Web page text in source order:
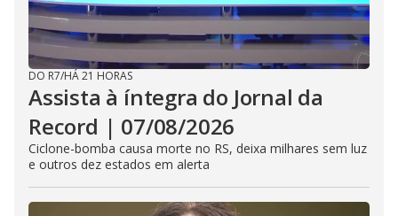
DO R7/HÁ 21 HORAS
Assista à íntegra do Jornal da
Record | 07/08/2026
Ciclone-bomba causa morte no RS, deixa milhares sem luz
e outros dez estados em alerta